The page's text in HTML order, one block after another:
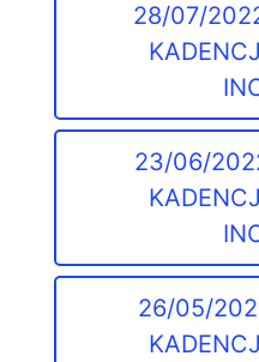
28/07/
23/06/
26/05/